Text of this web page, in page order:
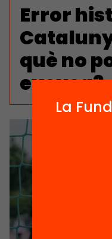
Error
què no
excusa?
La